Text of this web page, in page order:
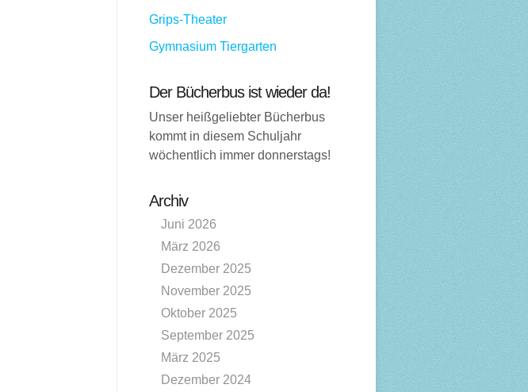
Grips-Theater
Gymnasium Tiergarten
Der Bücherbus ist wieder da!
Unser heißgeliebter Bücherbus
kommt in diesem Schuljahr
wöchentlich immer donnerstags!
Archiv
Juni 2026
März 2026
Dezember 2025
November 2025
Oktober 2025
September 2025
März 2025
Dezember 2024